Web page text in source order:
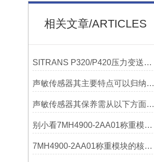
相关文章/ARTICLES
SITRANS P320/P420压力变送器概述
声敏传感器其主要特点可以归纳为以下几个核心维度
声敏传感器其保养需从以下方面入手
别小看7MH4900-2AA01称重模块！这些你日常接触的领域，早已离不开它
7MH4900-2AA01称重模块的核心亮点，藏着让效率翻倍的“关键密码”